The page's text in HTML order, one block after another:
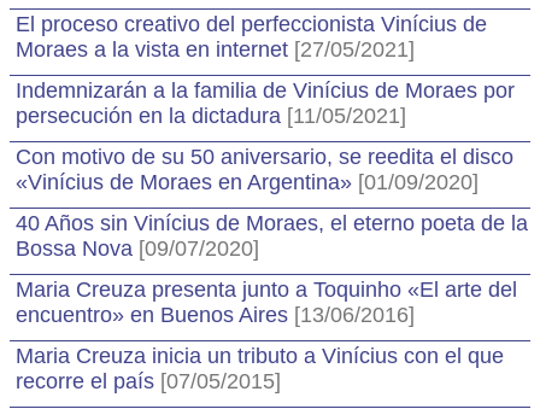
El proceso creativo del perfeccionista Vinícius de
Moraes a la vista en internet [27/05/2021]
Indemnizarán a la familia de Vinícius de Moraes por
persecución en la dictadura [11/05/2021]
Con motivo de su 50 aniversario, se reedita el disco
«Vinícius de Moraes en Argentina» [01/09/2020]
40 Años sin Vinícius de Moraes, el eterno poeta de la
Bossa Nova [09/07/2020]
Maria Creuza presenta junto a Toquinho «El arte del
encuentro» en Buenos Aires [13/06/2016]
Maria Creuza inicia un tributo a Vinícius con el que
recorre el país [07/05/2015]